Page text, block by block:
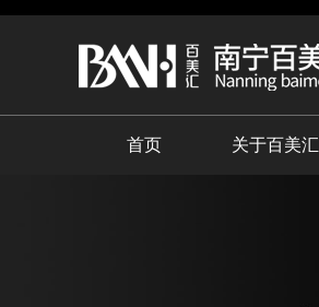
首页 关于百美汇